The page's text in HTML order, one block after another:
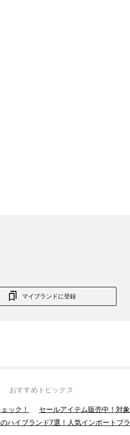
マイブランドに登録
おすすめトピックス
ック！
セールアイテム販売中！対
ハイブランド7選！人気インポートブ